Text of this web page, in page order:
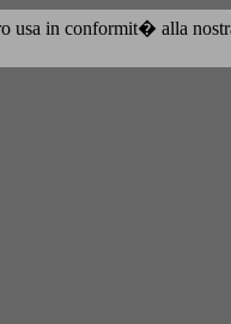
usa in conformit� alla